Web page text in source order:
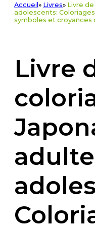
Accueil » Livres» Livre
adolescents:
symboles et croyances
Livre